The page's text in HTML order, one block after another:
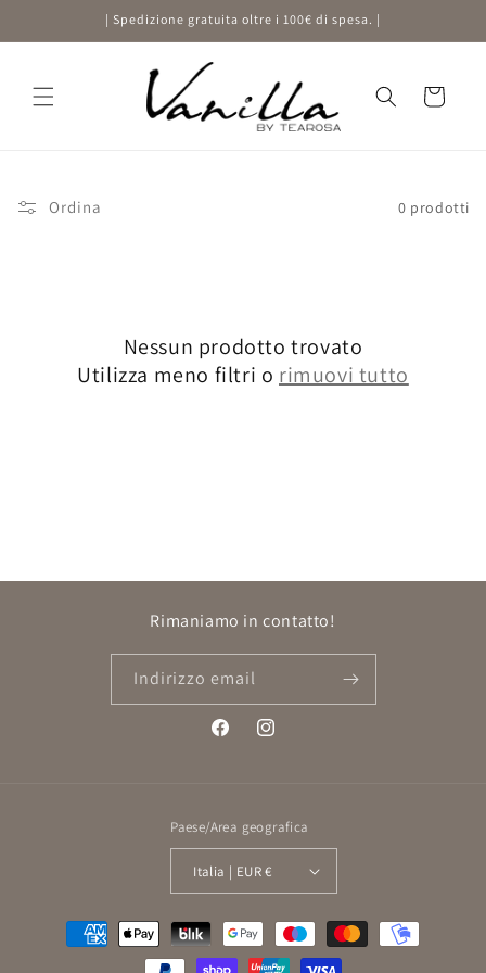
direttamente
ai contenuti
| Spedizione gratuita oltre i 100€ di spesa. |
Carrello
Ordina 0 prodotti
Nessun prodotto trovato
Utilizza meno filtri o rimuovi tutto
Rimaniamo in contatto!
Indirizzo email
FacebookInstagram
Paese/Area geografica
Italia | EUR €
Metodi